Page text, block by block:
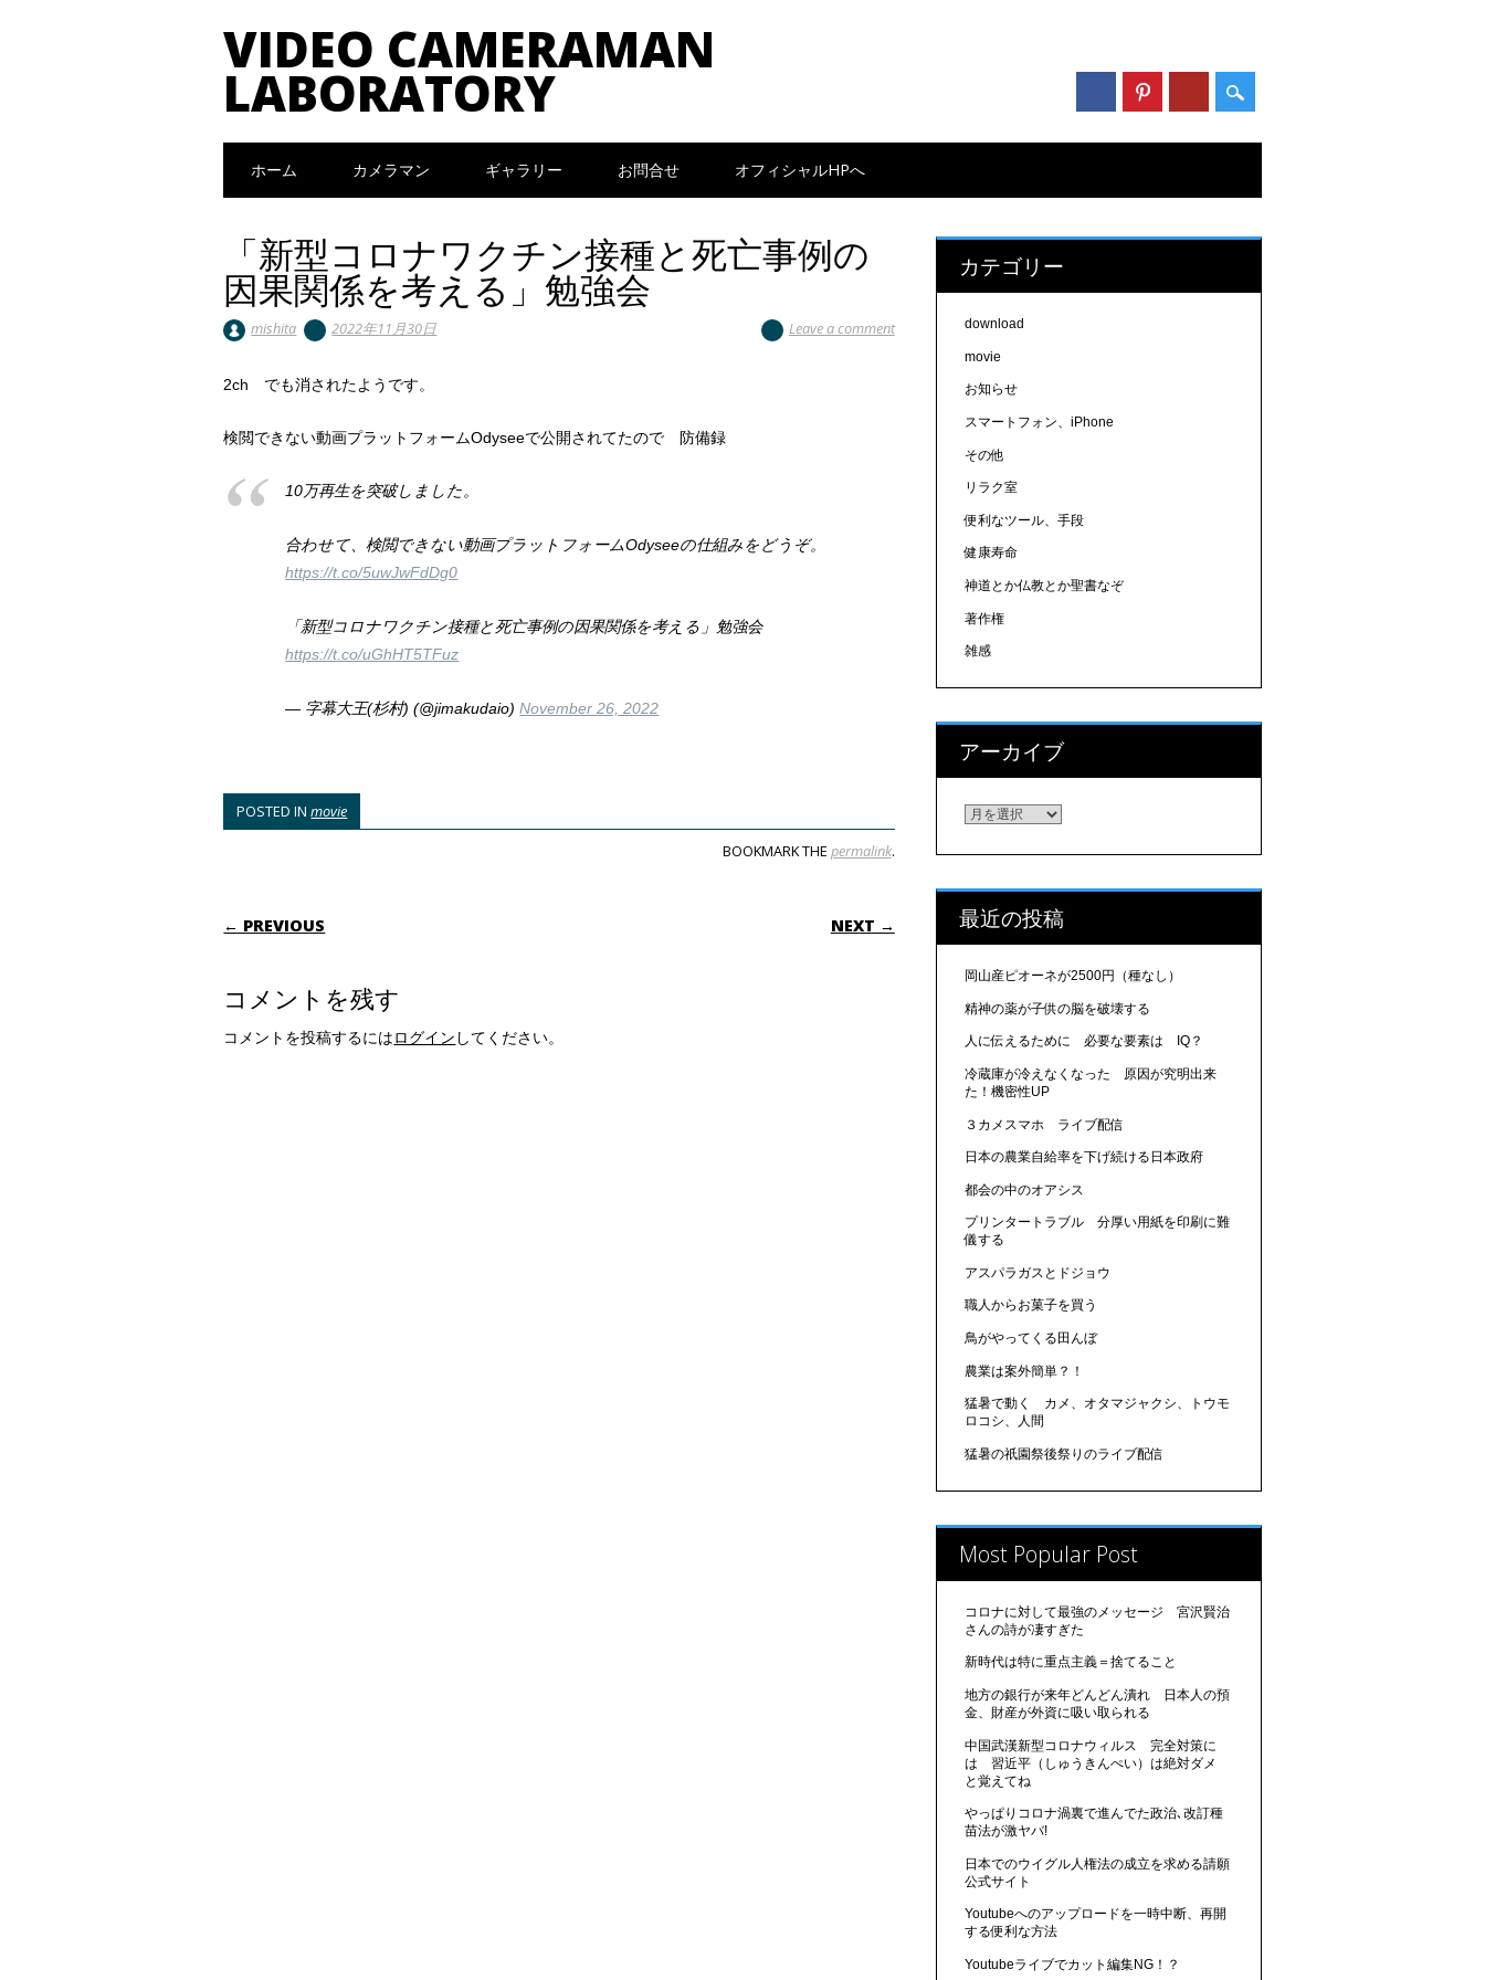
VIDEO CAMERAMAN
LABORATORY
Main menu
ホーム カメラマン ギャラリー お問合せ オフィシャルHPへ
「新型コロナワクチン接種と死亡事例の
因果関係を考える」勉強会
mishita 2022年11月30日 Leave a comment
2ch でも消されたようです。
検閲できない動画プラットフォームOdyseeで公開されてたので 防備録
10万再生を突破しました。
合わせて、検閲できない動画プラットフォームOdyseeの仕組みをどうぞ。
https://t.co/5uwJwFdDg0
「新型コロナワクチン接種と死亡事例の因果関係を考える」勉強会
https://t.co/uGhHT5TFuz
— 字幕大王(杉村) (@jimakudaio)November 26, 2022
POSTED INmovie
BOOKMARK THE permalink.
POST NAVIGATION
← PREVIOUS NEXT →
コメントを残す
コメントを投稿するにはログイン してください。
カテゴリー
download
movie
お知らせ
スマートフォン、iPhone
その他
リラク室
便利なツール、手段
健康寿命
神道とか仏教とか聖書なぞ
著作権
雑感
アーカイブ
アーカイブ
最近の投稿
岡山産ピオーネが2500円（種なし）
精神の薬が子供の脳を破壊する
人に伝えるために 必要な要素は IQ？
冷蔵庫が冷えなくなった 原因が究明出来
た！機密性UP
３カメスマホ ライブ配信
日本の農業自給率を下げ続ける日本政府
都会の中のオアシス
プリンタートラブル 分厚い用紙を印刷に難
儀する
アスパラガスとドジョウ
職人からお菓子を買う
鳥がやってくる田んぼ
農業は案外簡単？！
猛暑で動く カメ、オタマジャクシ、トウモ
ロコシ、人間
猛暑の祇園祭後祭りのライブ配信
Most Popular Post
コロナに対して最強のメッセージ 宮沢賢治
さんの詩が凄すぎた
新時代は特に重点主義＝捨てること
地方の銀行が来年どんどん潰れ 日本人の預
金、財産が外資に吸い取られる
中国武漢新型コロナウィルス 完全対策に
は 習近平（しゅうきんぺい）は絶対ダメ
と覚えてね
やっぱりコロナ渦裏で進んでた政治､改訂種
苗法が激ヤバ!
日本でのウイグル人権法の成立を求める請願
公式サイト
Youtubeへのアップロードを一時中断、再開
する便利な方法
Youtubeライブでカット編集NG！？